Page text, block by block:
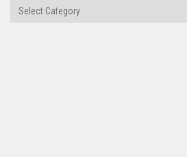
Categories